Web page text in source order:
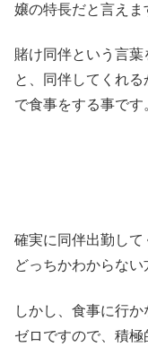
嬢の特長だと言えま
賭け同伴という言
と、同伴してくれ
で食事をする事です
確実に同伴出勤して
どっちかわからない
しかし、食事に行
ゼロですので、積